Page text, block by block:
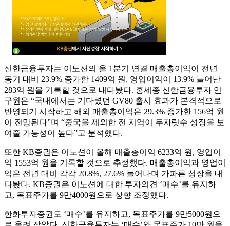
신한금융투자는 이노션의 올 1분기 연결 매출총이익이 전년
동기 대비 23.9% 증가한 1409억 원, 영업이익이 13.9% 늘어난
283억 원을 기록할 것으로 내다봤다. 홍세종 신한금융투자 연
구원은 “국내에서는 기다렸던 GV80 출시 효과가 본격적으로
반영되기 시작하고 해외 매출총이익은 29.3% 증가한 156억 원
이 전망된다”며 “중국을 제외한 전 지역이 두자릿수 성장을 보
여줄 가능성이 높다”고 분석했다.
또한 KB증권은 이노션이 올해 매출총이익 6233억 원, 영업이
익 1553억 원을 기록할 것으로 추정했다. 매출총이익과 영업이
익은 전년 대비 각각 20.8%, 27.6% 늘어나며 가파른 성장을 내
다봤다. KB증권은 이노션에 대한 투자의견 ‘매수’를 유지하
고, 목표주가를 9만4000원으로 상향 조정했다.
한화투자증권도 ‘매수’를 유지하고, 목표주가를 9만5000원으